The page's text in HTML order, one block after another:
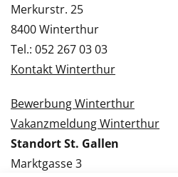
Merkurstr. 25
8400 Winterthur
Tel.: 052 267 03 03
Kontakt Winterthur
Bewerbung Winterthur
Vakanzmeldung Winterthur
Standort St. Gallen
Marktgasse 3